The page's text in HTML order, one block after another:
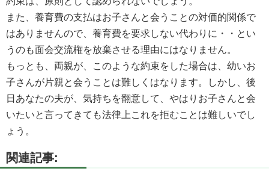
また、養育費の支払はお子さんと会うことの対価的関係で
はありませんので、養育費を要求しない代わりに・・とい
うのも面会交流権を放棄させる理由にはなりません。
もっとも、両親が、このような約束をした場合は、幼いお
子さんが片親と会うことは難しくはなります。しかし、後
日あなたの夫が、気持ちを翻意して、やはりお子さんと会
いたいと言ってきても法律上これを拒むことは難しいでし
ょう。
関連記事: